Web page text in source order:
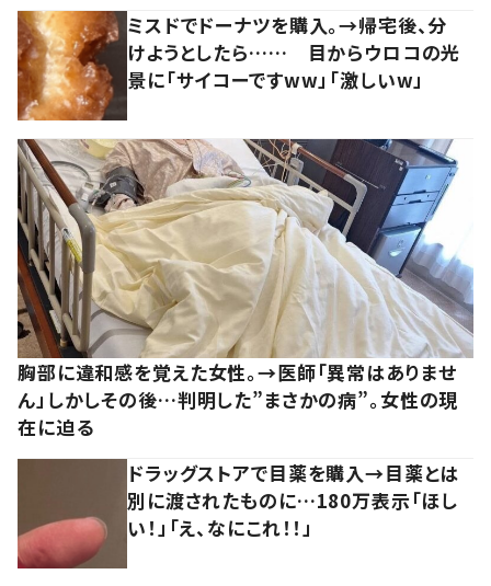
ミスドでドーナツを購入。→帰宅後、分
けようとしたら…… 目からウロコの光
景に「サイコーですww」「激しいw」
胸部に違和感を覚えた女性。→医師「異常はありませ
ん」しかしその後…判明した”まさかの病”。女性の現
在に迫る
ドラッグストアで目薬を購入→目薬とは
別に渡されたものに…180万表示「ほし
い！」「え、なにこれ！！」